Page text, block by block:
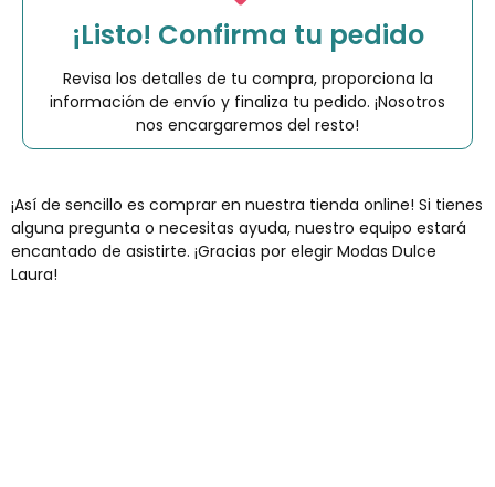
¡Listo! Confirma tu pedido
Revisa los detalles de tu compra, proporciona la
información de envío y finaliza tu pedido. ¡Nosotros
nos encargaremos del resto!
¡Así de sencillo es comprar en nuestra tienda online! Si tienes
alguna pregunta o necesitas ayuda, nuestro equipo estará
encantado de asistirte. ¡Gracias por elegir Modas Dulce
Laura!